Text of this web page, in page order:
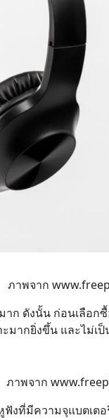
ภาพจาก
าก ดังนั้น ก่อนเลือ
มากยิ่งขึ้น และไม่เ
ภาพจาก
งที่มีความจุแบตเต